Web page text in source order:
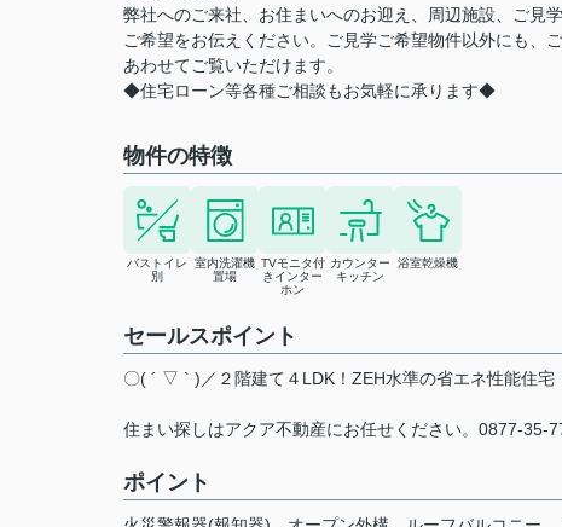
弊社へのご来社、お住まいへのお迎え、周辺施設、ご見
ご希望をお伝えください。ご見学ご希望物件以外にも、
あわせてご覧いただけます。
◆住宅ローン等各種ご相談もお気軽に承ります◆
物件の特徴
バストイレ
別
室内洗濯機
置場
TVモニタ付
きインター
ホン
カウンター
キッチン
浴室乾燥機
セールスポイント
〇( ´ ▽ ` )／２階建て４LDK！ZEH水準の省エネ性能住
住まい探しはアクア不動産にお任せください。0877-35-
ポイント